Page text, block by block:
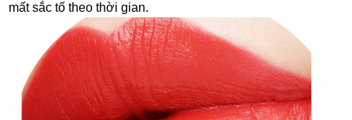
mất sắc tố theo thời gian.